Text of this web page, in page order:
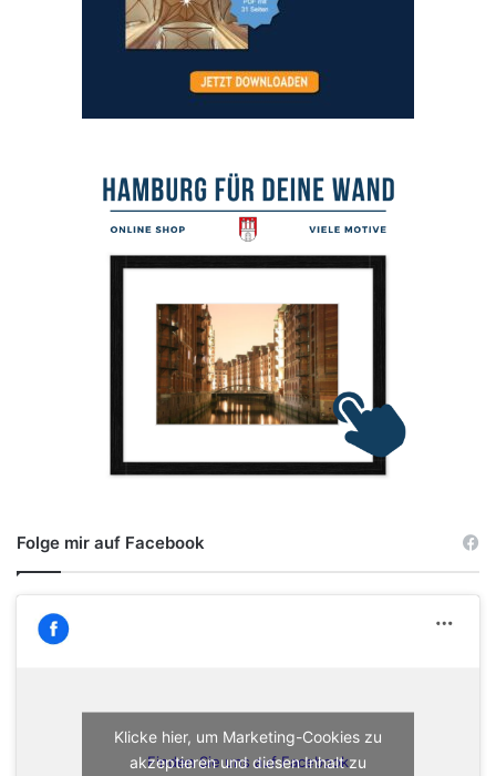
Folge mir auf Facebook
Finden Sie uns auf Facebook
Klicke hier, um Marketing-Cookies zu
akzeptieren und diesen Inhalt zu